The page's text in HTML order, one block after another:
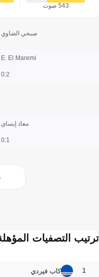
543 صوت
صبحي الضاوي
E. El Maremi
2:0
معاذ إيساي
1:0
ترتيب التصفيات
1 كاب فيردي